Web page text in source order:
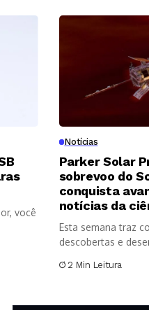
você
Notícias
Parker Solar
sobrevoo do
conquista
notícias da
Esta semana traz
descobertas e
2 Min Leitura